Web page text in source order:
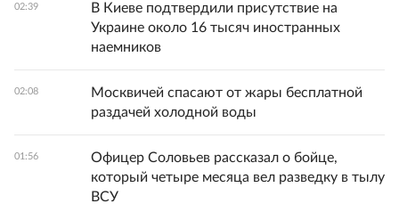
02:39
В Киеве подтвердили присутствие на
Украине около 16 тысяч иностранных
наемников
02:08
Москвичей спасают от жары бесплатной
раздачей холодной воды
01:56
Офицер Соловьев рассказал о бойце,
который четыре месяца вел разведку в тылу
ВСУ